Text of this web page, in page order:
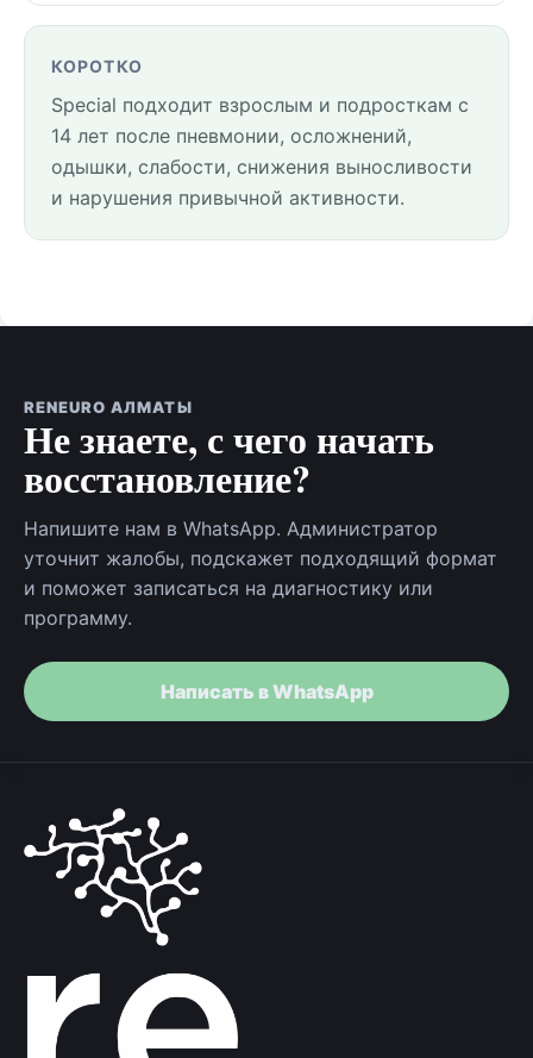
КОРОТКО
Special подходит взрослым и подросткам с
14 лет после пневмонии, осложнений,
одышки, слабости, снижения выносливости
и нарушения привычной активности.
RENEURO АЛМАТЫ
Не знаете, с чего начать
восстановление?
Напишите нам в WhatsApp. Администратор
уточнит жалобы, подскажет подходящий формат
и поможет записаться на диагностику или
программу.
Написать в WhatsApp